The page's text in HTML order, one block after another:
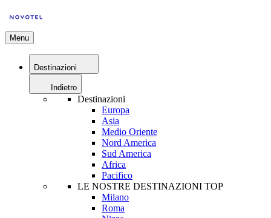
Menu
Destinazioni
Indietro
Destinazioni
Europa
Asia
Medio Oriente
Nord America
Sud America
Africa
Pacifico
LE NOSTRE DESTINAZIONI TOP
Milano
Roma